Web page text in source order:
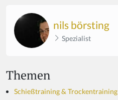
nils börsting
Spezialist
Themen
Schießtraining & Trockentraining